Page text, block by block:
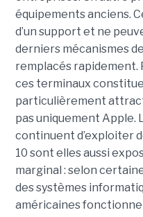
équipements anciens.
d’un support et ne
derniers mécanismes
remplacés rapidement.
ces terminaux
particulièrement
pas uniquement Apple.
continuent d’exploiter
10 sont elles aussi
marginal : selon
des systèmes
américaines